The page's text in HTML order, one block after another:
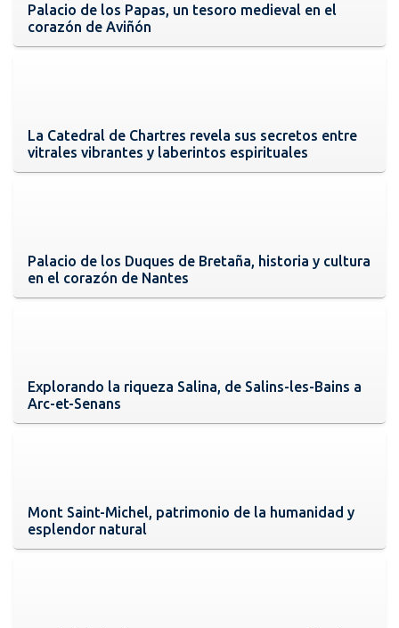
Palacio de los Papas, un tesoro medieval en el
corazón de Aviñón
La Catedral de Chartres revela sus secretos entre
vitrales vibrantes y laberintos espirituales
Palacio de los Duques de Bretaña, historia y cultura
en el corazón de Nantes
Explorando la riqueza Salina, de Salins-les-Bains a
Arc-et-Senans
Mont Saint-Michel, patrimonio de la humanidad y
esplendor natural